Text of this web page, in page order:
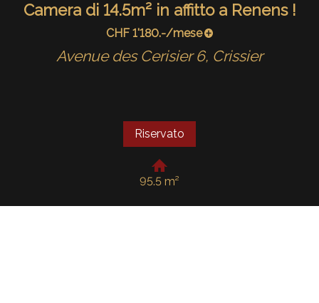
Camera di 14.5m² in affitto a Renens !
CHF 1'180.-/mese
Avenue des Cerisier 6, Crissier
Riservato
95.5 m²